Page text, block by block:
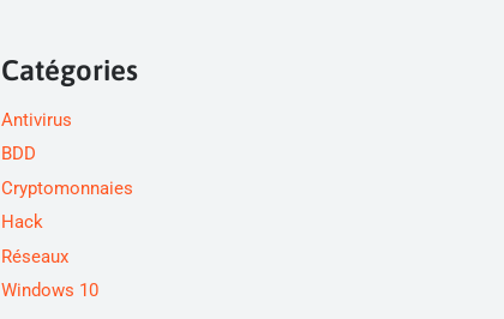
Catégories
Antivirus
BDD
Cryptomonnaies
Hack
Réseaux
Windows 10